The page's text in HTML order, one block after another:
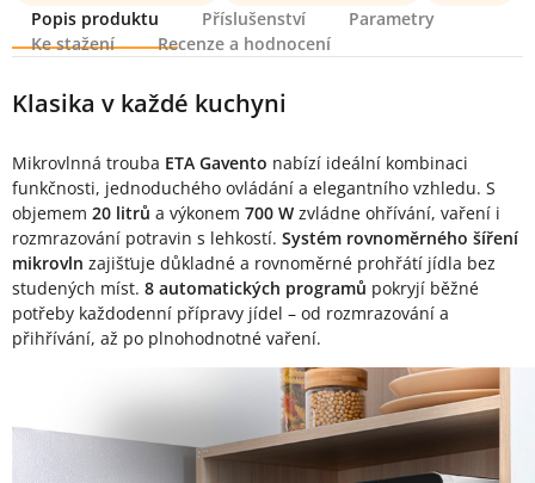
Popis produktu
Příslušenství
Parametry
Ke stažení
Recenze a hodnocení
Popis produktu
Klasika v každé kuchyni
Mikrovlnná trouba ETA Gavento nabízí ideální kombinaci
funkčnosti, jednoduchého ovládání a elegantního vzhledu. S
objemem 20 litrů a výkonem 700 W zvládne ohřívání, vaření i
rozmrazování potravin s lehkostí. Systém rovnoměrného šíření
mikrovln zajišťuje důkladné a rovnoměrné prohřátí jídla bez
studených míst. 8 automatických programů pokryjí běžné
potřeby každodenní přípravy jídel – od rozmrazování a
přihřívání, až po plnohodnotné vaření.